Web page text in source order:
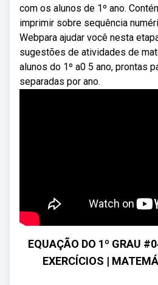
com os alunos de 1º ano.
imprimir sobre sequência
Webpara ajudar você nesta
sugestões de atividades de
alunos do 1º a0 5 ano, prontas
separadas por ano.
EQUAÇÃO DO 1º GRAU
EXERCÍCIOS |